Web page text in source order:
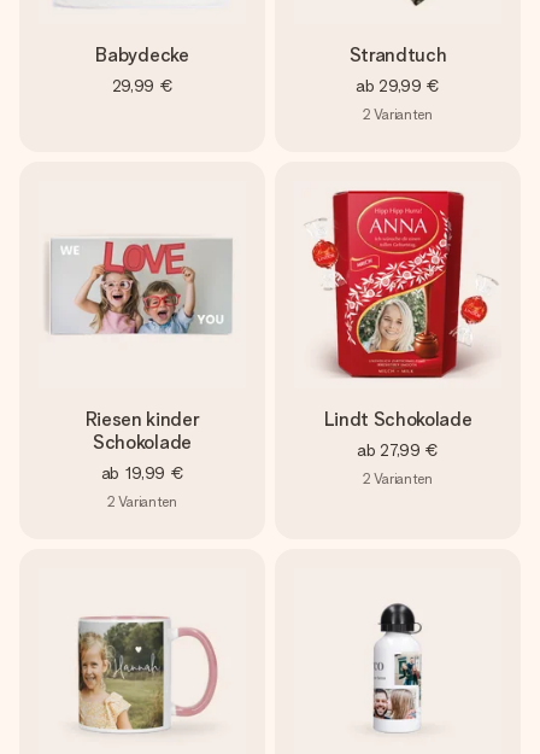
Babydecke
29,99 €
Strandtuch
ab 29,99 €
2 Varianten
Riesen kinder
Schokolade
ab 19,99 €
2 Varianten
Lindt Schokolade
ab 27,99 €
2 Varianten